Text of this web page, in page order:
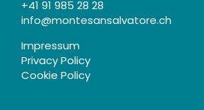
+41 91 985 28 28
info@montesansalvatore.ch
Impressum
Privacy Policy
Cookie Policy